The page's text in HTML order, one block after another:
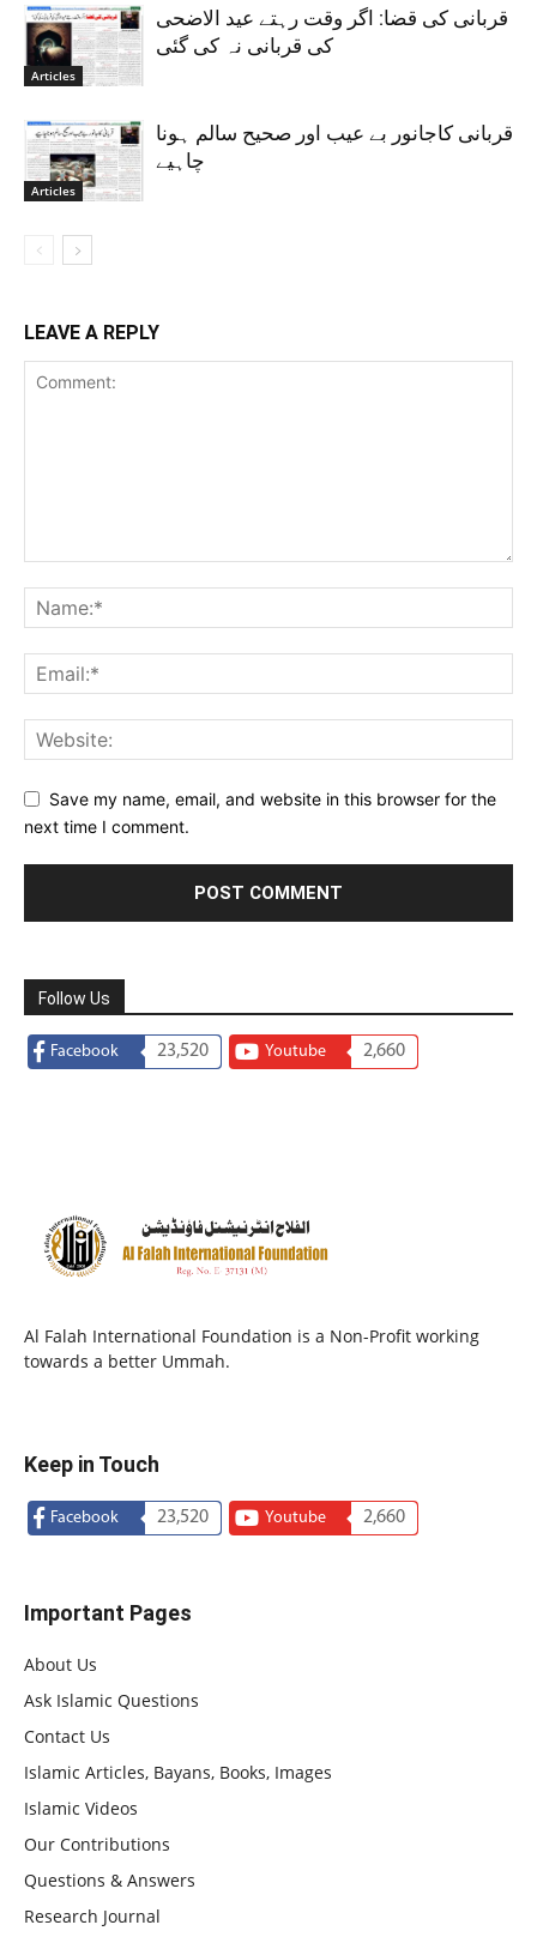
Articles
قربانی کی قضا: اگر وقت رہتے عید الاضحی
کی قربانی نہ کی گئی
Articles
قربانی کاجانور بے عیب اور صحیح سالم ہونا
چاہیے
LEAVE A REPLY
Save my name, email, and website in this browser for the
next time I comment.
Follow Us
Facebook 23,520 Youtube 2,660
Al Falah International Foundation is a Non-Profit working
towards a better Ummah.
Keep in Touch
Facebook 23,520 Youtube 2,660
Important Pages
About Us
Ask Islamic Questions
Contact Us
Islamic Articles, Bayans, Books, Images
Islamic Videos
Our Contributions
Questions & Answers
Research Journal